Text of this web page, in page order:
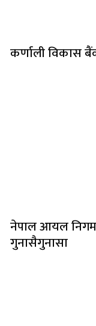
कर्णाली विकास
नेपाल आयल निगम
गुनासैगुनासा